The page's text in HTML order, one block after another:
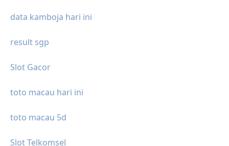
data kamboja hari ini
result sgp
Slot Gacor
toto macau hari ini
toto macau 5d
Slot Telkomsel